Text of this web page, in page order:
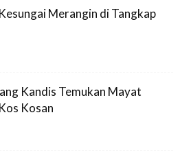
Merangin di Tangkap
Kandis Temukan Mayat
Kosan